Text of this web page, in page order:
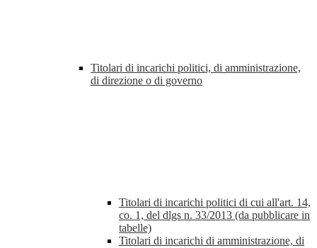
Titolari di incarichi politici, di amministrazione,
di direzione o di governo
Titolari di incarichi politici di cui all'art. 14,
co. 1, del dlgs n. 33/2013 (da pubblicare in
tabelle)
Titolari di incarichi di amministrazione, di